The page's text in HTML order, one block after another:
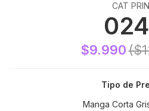
CAT
$9.990
Tipo de
Manga Corta